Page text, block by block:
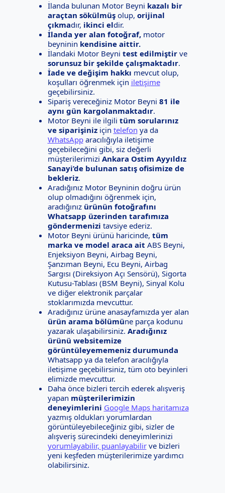
İlanda bulunan Motor Beyni kazalı bir
araçtan sökülmüşolup, orijinal
çıkmadır, ikinci eldir.
İlanda yer alan fotoğraf,motor
beyninin kendisine aittir.
İlandaki Motor Beyni test edilmiştirve
sorunsuz bir şekilde çalışmaktadır.
İade ve değişim hakkı mevcut olup,
koşulları öğrenmek için iletişime
geçebilirsiniz.
Sipariş vereceğiniz Motor Beyni 81 ile
aynı gün kargolanmaktadır.
Motor Beyni ile ilgili tüm sorularınız
ve siparişiniziçin telefon ya da
WhatsApparacılığıyla iletişime
geçebileceğini gibi, siz değerli
müşterilerimizi Ankara Ostim Ayyıldız
Sanayi’de bulunan satış ofisimize de
bekleriz.
Aradığınız Motor Beyninin doğru ürün
olup olmadığını öğrenmek için,
aradığınız ürünün fotoğrafını
Whatsapp üzerinden tarafımıza
göndermenizi tavsiye ederiz.
Motor Beyni ürünü haricinde, tüm
marka ve model araca ait ABS Beyni,
Enjeksiyon Beyni, Airbag Beyni,
Şanzıman Beyni, Ecu Beyni, Airbag
Sargısı (Direksiyon Açı Sensörü), Sigorta
Kutusu-Tablası (BSM Beyni), Sinyal Kolu
ve diğer elektronik parçalar
stoklarımızda mevcuttur.
Aradığınız ürüne anasayfamızda yer alan
ürün arama bölümüne parça kodunu
yazarak ulaşabilirsiniz. Aradığınız
ürünü websitemize
görüntüleyememeniz durumunda
Whatsapp ya da telefon aracılığıyla
iletişime geçebilirsiniz, tüm oto beyinleri
elimizde mevcuttur.
Daha önce bizleri tercih ederek alışveriş
yapan müşterilerimizin
deneyimlerini Google Maps haritamıza
yazmış oldukları yorumlardan
görüntüleyebileceğiniz gibi, sizler de
alışveriş sürecindeki deneyimlerinizi
yorumlayabilir, puanlayabilirve bizleri
yeni keşfeden müşterilerimize yardımcı
olabilirsiniz.